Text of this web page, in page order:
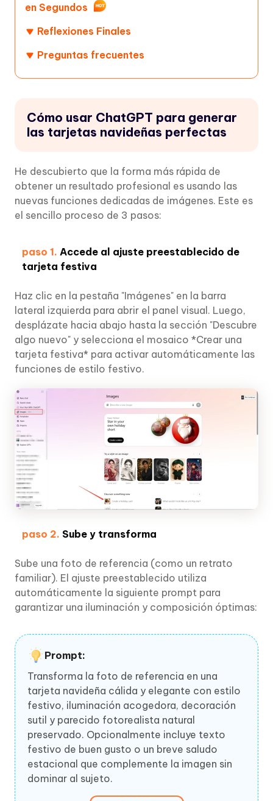
en Segundos
Reflexiones Finales
Preguntas frecuentes
Cómo usar ChatGPT para generar
las tarjetas navideñas perfectas
He descubierto que la forma más rápida de
obtener un resultado profesional es usando las
nuevas funciones dedicadas de imágenes. Este es
el sencillo proceso de 3 pasos:
paso 1. Accede al ajuste preestablecido de
tarjeta festiva
Haz clic en la pestaña "Imágenes" en la barra
lateral izquierda para abrir el panel visual. Luego,
desplázate hacia abajo hasta la sección "Descubre
algo nuevo" y selecciona el mosaico *Crear una
tarjeta festiva* para activar automáticamente las
funciones de estilo festivo.
paso 2. Sube y transforma
Sube una foto de referencia (como un retrato
familiar). El ajuste preestablecido utiliza
automáticamente la siguiente prompt para
garantizar una iluminación y composición óptimas:
Prompt:
Transforma la foto de referencia en una
tarjeta navideña cálida y elegante con estilo
festivo, iluminación acogedora, decoración
sutil y parecido fotorealista natural
preservado. Opcionalmente incluye texto
festivo de buen gusto o un breve saludo
estacional que complemente la imagen sin
dominar al sujeto.